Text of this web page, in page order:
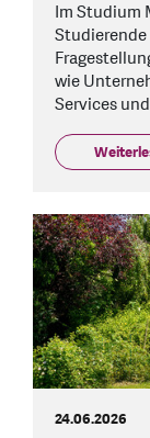
Im Studium
wie
Services
24.06.2026